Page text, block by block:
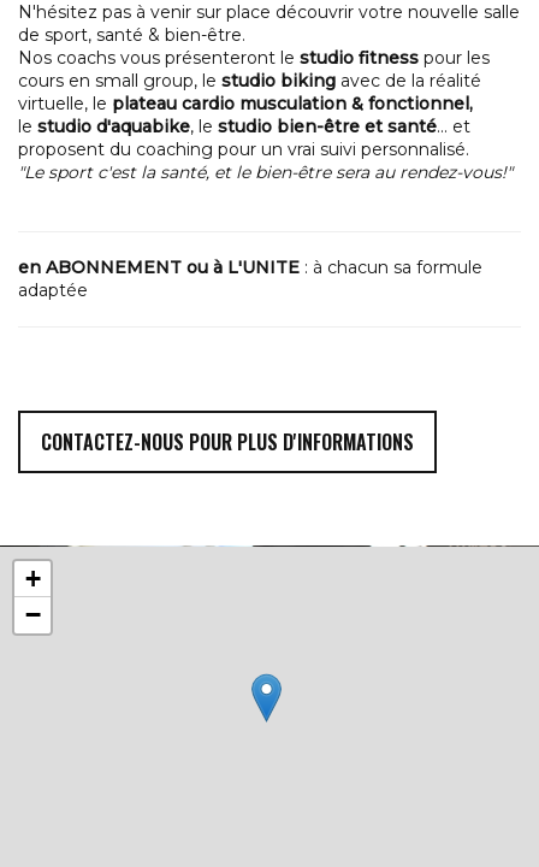
N'hésitez pas à venir sur place découvrir votre nouvelle salle
de sport, santé & bien-être.
Nos coachs vous présenteront le studio fitness pour les
cours en small group, le studio biking avec de la réalité
virtuelle, le plateau cardio musculation & fonctionnel,
le studio d'aquabike, le studio bien-être et santé... et
proposent du coaching pour un vrai suivi personnalisé.
"Le sport c'est la santé, et le bien-être sera au rendez-vous!"
en ABONNEMENT ou à L'UNITE : à chacun sa formule
adaptée
CONTACTEZ-NOUS POUR PLUS D'INFORMATIONS
+
−